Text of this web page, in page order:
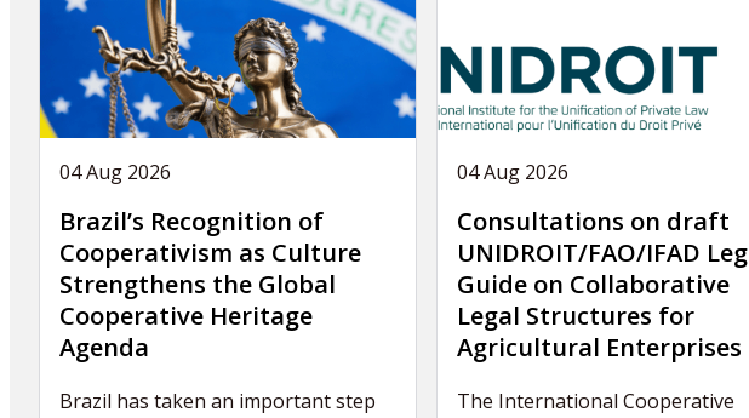
04 Aug 2026
Brazil’s Recognition of
Cooperativism as Culture
Strengthens the Global
Cooperative Heritage
Agenda
Brazil has taken an important step
04 Aug 2026
Consultations on draft
UNIDROIT/FAO/IFAD
Guide on Collaborative
Legal Structures for
Agricultural Enterprises
The International Cooperative